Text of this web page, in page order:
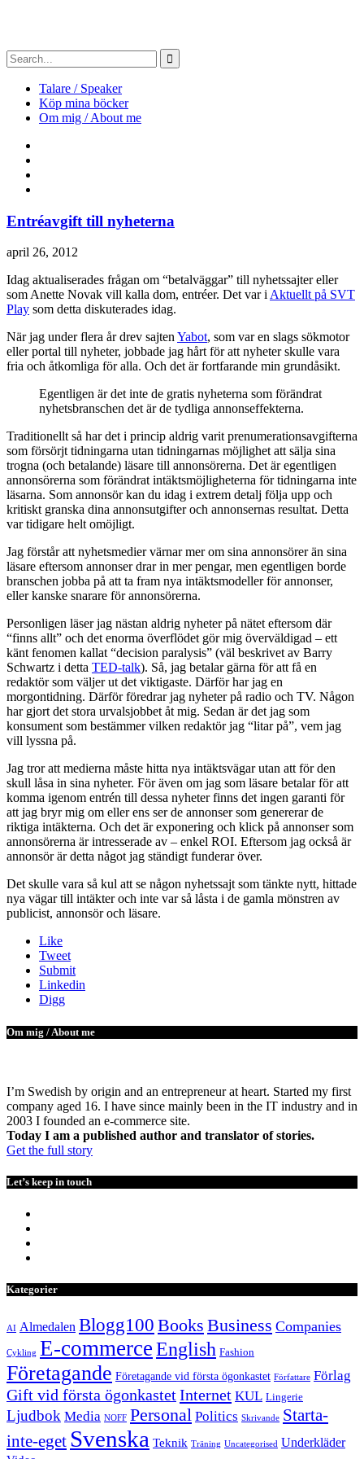
Talare / Speaker
Köp mina böcker
Om mig / About me
Entréavgift till nyheterna
april 26, 2012
Idag aktualiserades frågan om “betalväggar” till nyhetssajter eller
som Anette Novak vill kalla dom, entréer. Det var iAktuellt på SVT
Play som detta diskuterades idag.
När jag under flera år drev sajtenYabot, som var en slags sökmotor
eller portal till nyheter, jobbade jag hårt för att nyheter skulle vara
fria och åtkomliga för alla. Och det är fortfarande min grundåsikt.
Egentligen är det inte de gratis nyheterna som förändrat
nyhetsbranschen det är de tydliga annonseffekterna.
Traditionellt så har det i princip aldrig varit prenumerations­avgifterna
som försörjt tidningarna utan tidningarnas möjlighet att sälja sina
trogna (och betalande) läsare till annonsörerna. Det är egentligen
annonsörerna som förändrat intäkts­möjligheterna för tidningarna inte
läsarna. Som annonsör kan du idag i extrem detalj följa upp och
kritiskt granska dina annonsutgifter och annonsernas resultat. Detta
var tidigare helt omöjligt.
Jag förstår att nyhetsmedier värnar mer om sina annonsörer än sina
läsare eftersom annonser drar in mer pengar, men egentligen borde
branschen jobba på att ta fram nya intäktsmodeller för annonser,
eller kanske snarare för annonsörerna.
Personligen läser jag nästan aldrig nyheter på nätet eftersom där
“finns allt” och det enorma överflödet gör mig överväldigad – ett
känt fenomen kallat “decision paralysis” (väl beskrivet av Barry
Schwartz i detta TED-talk). Så, jag betalar gärna för att få en
redaktör som väljer ut det viktigaste. Därför har jag en
morgontidning. Därför föredrar jag nyheter på radio och TV. Någon
har gjort det stora urvalsjobbet åt mig. Sedan är det jag som
konsument som bestämmer vilken redaktör jag “litar på”, vem jag
vill lyssna på.
Jag tror att medierna måste hitta nya intäktsvägar utan att för den
skull låsa in sina nyheter. För även om jag som läsare betalar för att
komma igenom entrén till dessa nyheter finns det ingen garanti för
att jag bryr mig om eller ens ser de annonser som genererar de
riktiga intäkterna. Och det är exponering och klick på annonser som
annonsörerna är intresserade av – enkel ROI. Eftersom jag också är
annonsör är detta något jag ständigt funderar över.
Det skulle vara så kul att se någon nyhetssajt som tänkte nytt, hittade
nya vägar till intäkter och inte var så låsta i de gamla mönstren av
publicist, annonsör och läsare.
Like
Tweet
Submit
Linkedin
Digg
Om mig / About me
I’m Swedish by origin and an entrepreneur at heart. Started my first
company aged 16. I have since mainly been in the IT industry and in
2003 I founded an e-commerce site.
Today I am a published author and translator of stories.
Get the full story
Let’s keep in touch
Kategorier
AI Almedalen Blogg100 Books Business Companies
Cykling E-commerceEnglish Fashion
Företagande Företagande vid första ögonkastet Författare Förlag
Gift vid första ögonkastetInternet KUL Lingerie
Ljudbok Media NOFF Personal Politics Skrivande Starta-
inte-eget Svenska Teknik Träning Uncategorised Underkläder